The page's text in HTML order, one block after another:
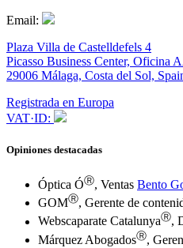
Email:
Plaza Villa de Castelldefels 4
Picasso Business Center, Oficina
29006 Málaga, Costa del Sol,
Registrada en Europa
VAT·ID:
Opiniones destacadas
Óptica ÓⓇ, Ventas Bento
GOMⓇ, Gerente de
Webscaparate CatalunyaⓇ,
Márquez AbogadosⓇ,